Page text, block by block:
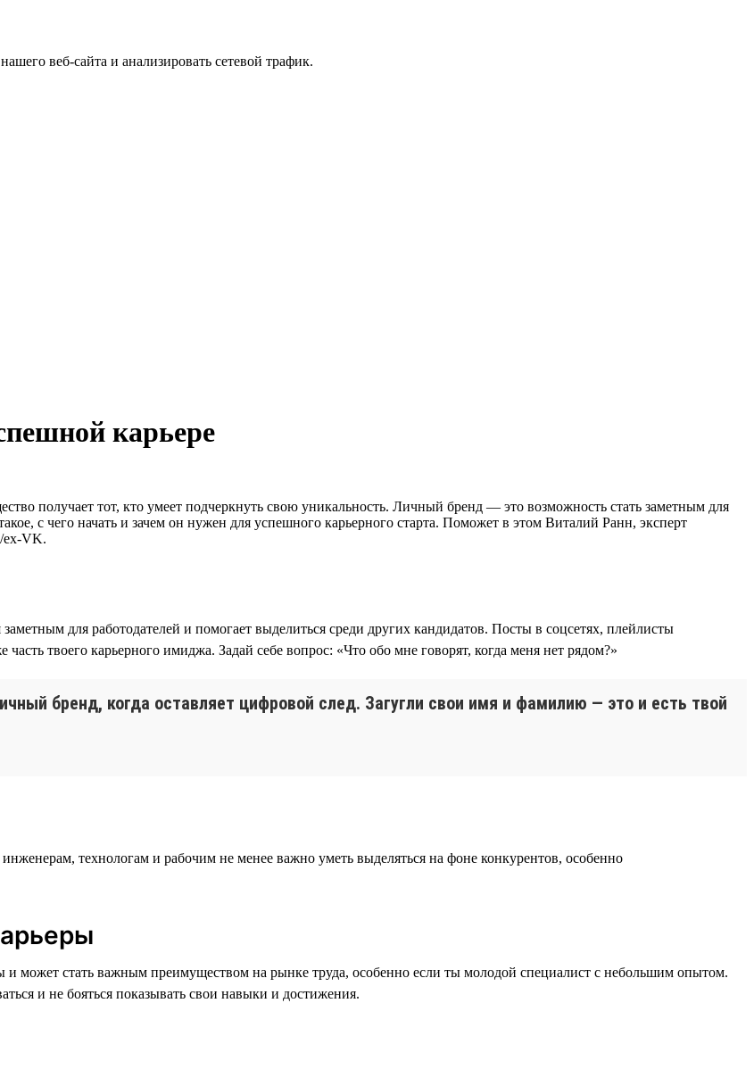
веб-сайта и анализировать сетевой трафик.
карьере
получает тот, кто умеет подчеркнуть свою уникальность. Личный бренд — это возможность стать заметным для
с чего начать и зачем он нужен для успешного карьерного старта. Поможет в этом Виталий Ранн, эксперт
ex-VK.
для работодателей и помогает выделиться среди других кандидатов. Посты в соцсетях, плейлисты
твоего карьерного имиджа. Задай себе вопрос: «Что обо мне говорят, когда меня нет рядом?»
бренд, когда оставляет цифровой след. Загугли свои имя и фамилию — это и есть твой
технологам и рабочим не менее важно уметь выделяться на фоне конкурентов, особенно
и может стать важным преимуществом на рынке труда, особенно если ты молодой специалист с небольшим опытом.
и не бояться показывать свои навыки и достижения.